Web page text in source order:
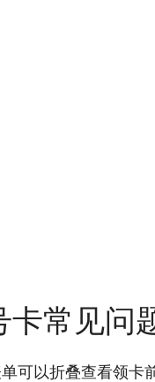
卡常见问
可以折叠查看领卡